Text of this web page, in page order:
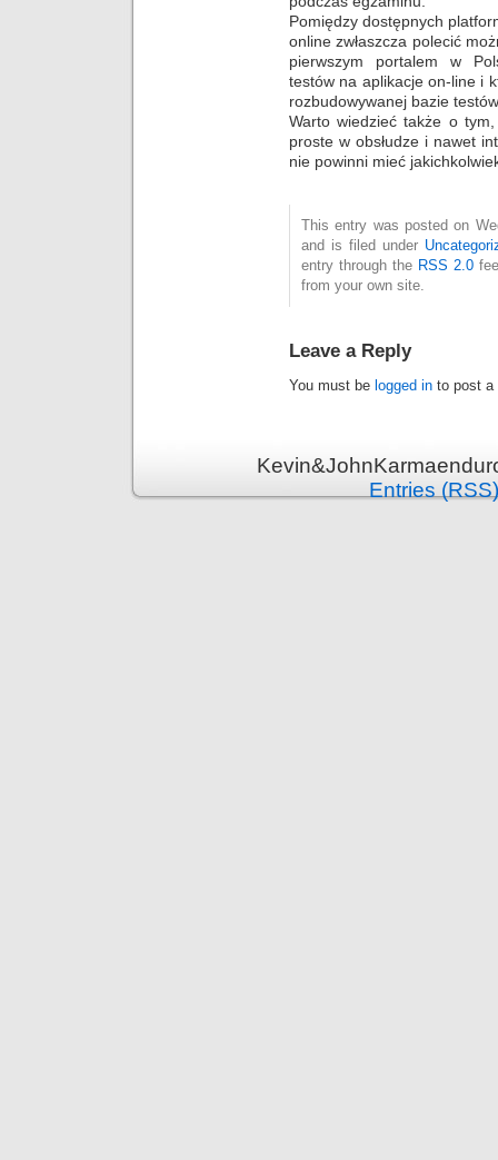
Pomiędzy dostępnych
online zwłaszcza polecić
pierwszym portalem w
testów na aplikacje on-line i
rozbudowywanej bazie
Warto wiedzieć także o
proste w obsłudze i nawet
nie powinni mieć
This entry was posted on
and is filed under
entry through the RSS 2.0
from your own site.
Leave a Reply
You must be logged in to post a
Entries (RSS)